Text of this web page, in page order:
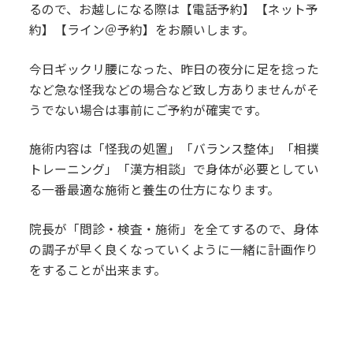
るので、お越しになる際は【電話予約】【ネット予
約】【ライン＠予約】をお願いします。
今日ギックリ腰になった、昨日の夜分に足を捻った
など急な怪我などの場合など致し方ありませんがそ
うでない場合は事前にご予約が確実です。
施術内容は「怪我の処置」「バランス整体」「相撲
トレーニング」「漢方相談」で身体が必要としてい
る一番最適な施術と養生の仕方になります。
院長が「問診・検査・施術」を全てするので、身体
の調子が早く良くなっていくように一緒に計画作り
をすることが出来ます。